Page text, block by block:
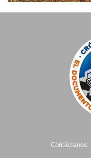
Contáctanos: